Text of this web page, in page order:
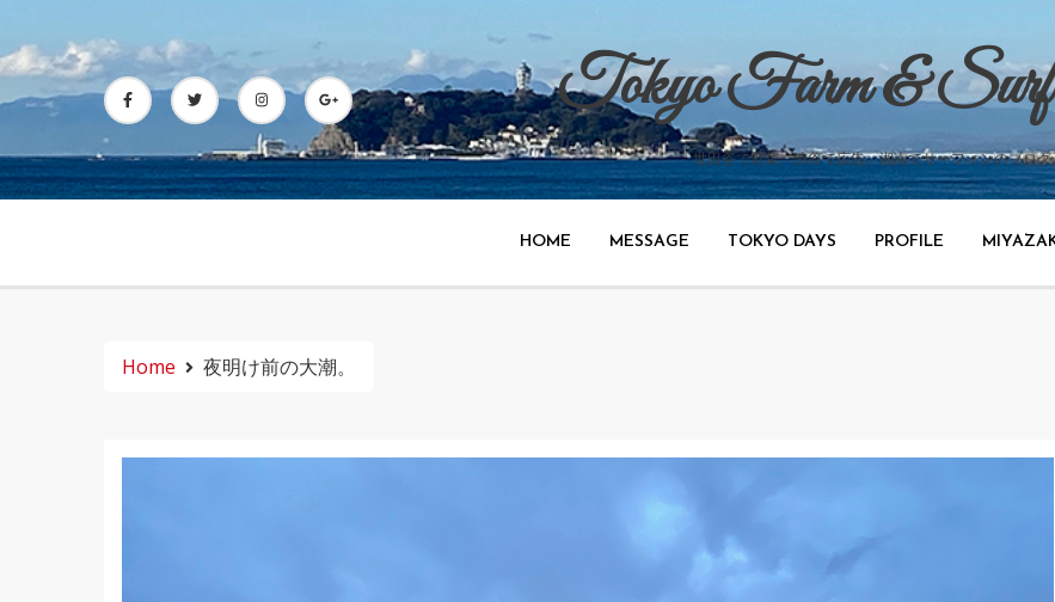
to
content
Tokyo Farm &
世田谷で野菜、渋谷で広告、湘南でサーフィンのブログ
HOME MESSAGE TOKYO DAYS PROFILE
Home 夜明け前の大潮。